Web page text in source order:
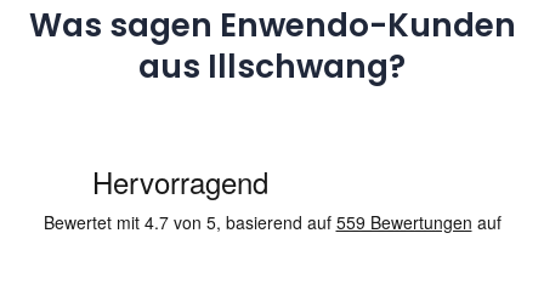
Was sagen Enwendo-Kunden
aus Illschwang?